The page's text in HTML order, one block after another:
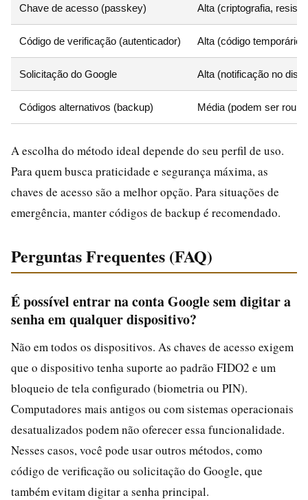
Chave de acesso (passkey) Alta (criptografia,
Código de verificação (autenticador) Alta (código temporário)
Solicitação do Google Alta (notificação no
Códigos alternativos (backup) Média (podem ser
A escolha do método ideal depende do seu perfil de uso.
Para quem busca praticidade e segurança máxima, as
chaves de acesso são a melhor opção. Para situações de
emergência, manter códigos de backup é recomendado.
Perguntas Frequentes (FAQ)
É possível entrar na conta Google sem digitar a
senha em qualquer dispositivo?
Não em todos os dispositivos. As chaves de acesso exigem
que o dispositivo tenha suporte ao padrão FIDO2 e um
bloqueio de tela configurado (biometria ou PIN).
Computadores mais antigos ou com sistemas operacionais
desatualizados podem não oferecer essa funcionalidade.
Nesses casos, você pode usar outros métodos, como
código de verificação ou solicitação do Google, que
também evitam digitar a senha principal.